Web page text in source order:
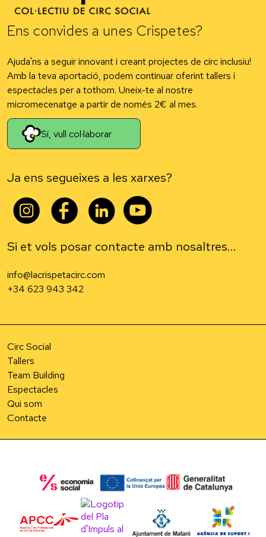
Ens convides a unes Crispetes?
Ajuda'ns a seguir innovant i creant projectes de circ inclusiu!
Amb la teva aportació, podem continuar oferint tallers i
espectacles per a tothom. Uneix-te al nostre
micromecenatge a partir de només 2€ al mes.
Sí, vull col·laborar
Si et vols posar contacte amb nosaltres...
info@lacrispetacirc.com
+34 623 943 342
Ja ens segueixes a les xarxes?
Circ Social
Tallers
Team Building
Espectacles
Qui som
Contacte